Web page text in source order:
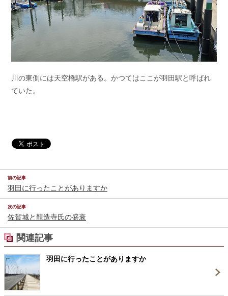
川の東側には天空橋駅がある。かつてはここが羽田駅と呼ばれ
ていた。
前の記事
羽田に行ったことがありますか
次の記事
佐賀城と龍造寺氏の盛衰
関連記事
羽田に行ったことがありますか